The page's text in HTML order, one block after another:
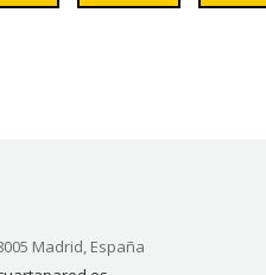
Madrid, España